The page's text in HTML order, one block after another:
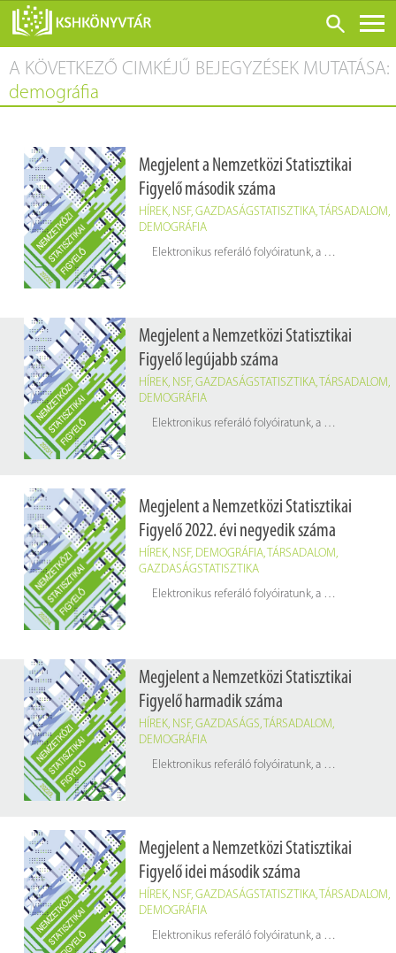
ONLINE KATALÓGUS
RÓLUNK
SZOLGÁLTATÁSOK
KONFERENCIÁK
ADATBÁZISOK
BLOG
A KÖVETKEZŐ CIMKÉJŰ BEJEGYZÉSEK MUTATÁSA:
demográfia
Megjelent a Nemzetközi Statisztikai
Figyelő második száma
HÍREK, NSF, GAZDASÁGSTATISZTIKA, TÁRSADALOM,
DEMOGRÁFIA
Elektronikus referáló folyóiratunk, a
Nemzetközi
Megjelent a Nemzetközi Statisztikai
Figyelő legújabb száma
HÍREK, NSF, GAZDASÁGSTATISZTIKA, TÁRSADALOM,
DEMOGRÁFIA
Elektronikus referáló folyóiratunk, a
Nemzetközi
Megjelent a Nemzetközi Statisztikai
Figyelő 2022. évi negyedik száma
HÍREK, NSF, DEMOGRÁFIA, TÁRSADALOM,
GAZDASÁGSTATISZTIKA
Elektronikus referáló folyóiratunk, a
Nemzetközi
Megjelent a Nemzetközi Statisztikai
Figyelő harmadik száma
HÍREK, NSF, GAZDASÁGS,TÁRSADALOM,
DEMOGRÁFIA
Elektronikus referáló folyóiratunk, a
Nemzetközi
Megjelent a Nemzetközi Statisztikai
Figyelő idei második száma
HÍREK, NSF, GAZDASÁGSTATISZTIKA,TÁRSADALOM,
DEMOGRÁFIA
Elektronikus referáló folyóiratunk, a
Nemzetközi